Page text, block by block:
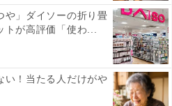
漁港の景色と、その向こう
山を眺めながら入る100%
他では味わえない贅沢で特
や」ダイソーの折り畳
が高評価「使わ...
い！当たる人だけがや